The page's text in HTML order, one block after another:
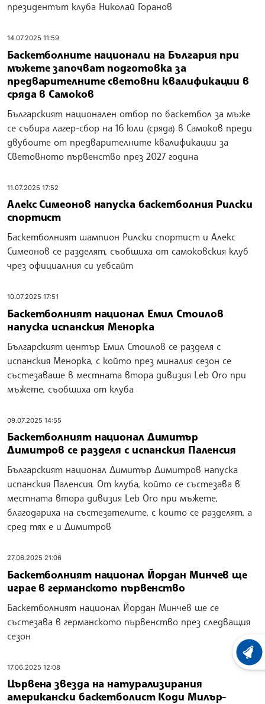
президентът клуба Николай Горанов
14.07.2025 11:59
Баскетболните национали на България при
мъжете започват подготовка за
предварителните световни квалификации в
сряда в Самоков
Българският национален отбор по баскетбол за мъже
се събира лагер-сбор на 16 юли (сряда) в Самоков преди
двубоите от предварителните квалификации за
Световното първенство през 2027 година
11.07.2025 17:52
Алекс Симеонов напуска баскетболния Рилски
спортист
Баскетболният шампион Рилски спортист и Алекс
Симеонов се разделят, съобщиха от самоковския клуб
чрез официалния си уебсайт
10.07.2025 17:51
Баскетболният национал Емил Стоилов
напуска испанския Менорка
Българският център Емил Стоилов се разделя с
испанския Менорка, с който през миналия сезон се
състезаваше в местната втора дивизия Leb Oro при
мъжете, съобщиха от клуба
09.07.2025 14:55
Баскетболният национал Димитър
Димитров се разделя с испанския Паленсия
Българският национал Димитър Димитров напуска
испанския Паленсия. От клуба, който се състезава в
местната втора дивизия Leb Oro при мъжете,
благодариха на състезателите, с които се разделят, а
сред тях е и Димитров
27.06.2025 21:06
Баскетболният национал Йордан Минчев ще
играе в германското първенство
Баскетболният национал Йордан Минчев ще се
състезава в германското първенство през следващия
сезон
17.06.2025 12:08
Цървена звезда на натурализирания
американски баскетболист Коди Милър-